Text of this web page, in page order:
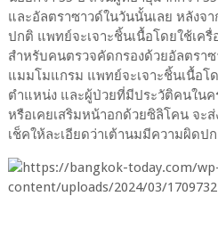
และอัลตราซาวด์ในวันนั้นเลย หลังจ
ปกติ แพทย์จะเจาะชิ้นเนื้อโดยใช้เค
สำหรับคนตรวจคัดกรองด้วยอัลตรา
แมมโมแกรม แพทย์จะเจาะชิ้นเนื้อโ
ตำแหน่ง และผู้ป่วยที่มีประวัติคนในค
หรือเคยเสริมหน้าอกด้วยซิลิโคน จะส่
เช็คให้ละเอียดว่าเต้านมมีความผิดป